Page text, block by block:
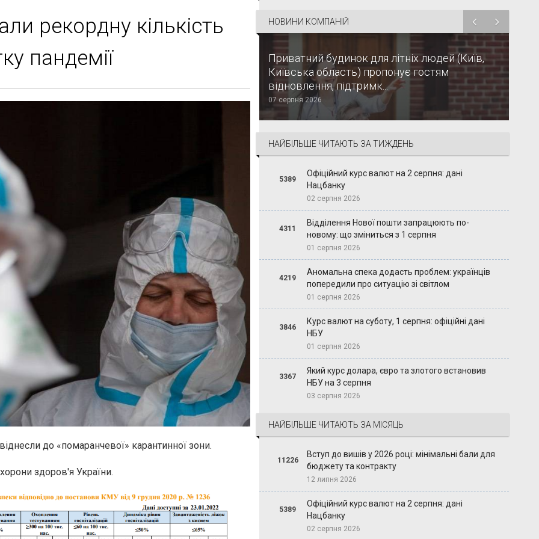
рекордну кількість
пандемії
до «помаранчевої» карантинної зони.
здоров'я України.
НОВИНИ КОМПАНІЙ
Приватний будинок для літніх людей (Київ,
Київська область) пропонує гостям
відновлення, підтримк...
07 серпня 2026
НАЙБІЛЬШЕ ЧИТАЮТЬ ЗА ТИЖДЕНЬ
5389
Офіційний курс валют на 2 серпня: дані
Нацбанку
02 серпня 2026
4311
Відділення Нової пошти запрацюють по-
новому: що зміниться з 1 серпня
01 серпня 2026
4219
Аномальна спека додасть проблем: українців
попередили про ситуацію зі світлом
01 серпня 2026
3846
Курс валют на суботу, 1 серпня: офіційні дані
НБУ
01 серпня 2026
3367
Який курс долара, євро та злотого встановив
НБУ на 3 серпня
03 серпня 2026
НАЙБІЛЬШЕ ЧИТАЮТЬ ЗА МІСЯЦЬ
11226
Вступ до вишів у 2026 році: мінімальні бали для
бюджету та контракту
12 липня 2026
5389
Офіційний курс валют на 2 серпня: дані
Нацбанку
02 серпня 2026